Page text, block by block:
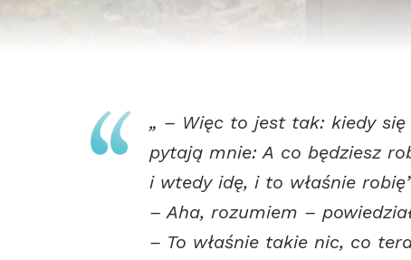
„ – Więc to jest tak: kiedy
pytają mnie: A co będziesz
i wtedy idę, i to właśnie
– Aha, rozumiem –
– To właśnie takie nic, co